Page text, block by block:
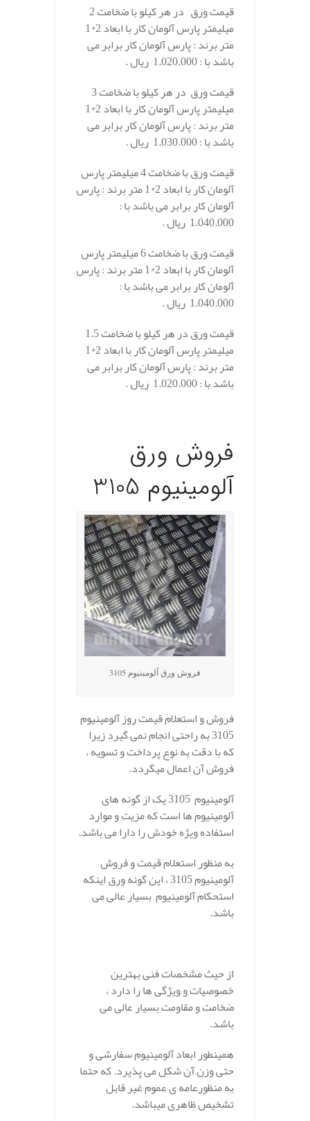
قیمت ورق در هر کیلو با ضخامت 2
میلیمتر پارس آلومان کار با ابعاد 2*1
متر برند : پارس آلومان کار برابر می
باشد با : 1.020.000 ریال .
قیمت ورق در هر کیلو با ضخامت 3
میلیمتر پارس آلومان کار با ابعاد 2*1
متر برند : پارس آلومان کار برابر می
باشد با : 1.030.000 ریال .
قیمت ورق با ضخامت 4 میلیمتر پارس
آلومان کار با ابعاد 2*1 متر برند : پارس
آلومان کار برابر می باشد با :
1.040.000 ریال .
قیمت ورق با ضخامت 6 میلیمتر پارس
آلومان کار با ابعاد 2*1 متر برند : پارس
آلومان کار برابر می باشد با :
1.040.000 ریال .
قیمت ورق در هر کیلو با ضخامت 1.5
میلیمتر پارس آلومان کار با ابعاد 2*1
متر برند : پارس آلومان کار برابر می
باشد با : 1.020.000 ریال .
فروش ورق
آلومینیوم 3105
فروش ورق آلومینیوم 3105
فروش و استعلام قیمت روز آلومینیوم
3105 به راحتی انجام نمی گیرد زیرا
که با دقت به نوع پرداخت و تسویه ،
فروش آن اعمال میگردد.
آلومینیوم 3105 یک از گونه های
آلومینیوم ها است که مزیت و موارد
استفاده ویژه خودش را دارا می باشد.
به منظور استعلام قیمت و فروش
آلومینیوم 3105 ، این گونه ورق اینکه
استحکام آلومینیوم بسیار عالی می
باشد.
از حیث مشخصات فنی بهترین
خصوصیات و ویژگی ها را دارد ،
ضخامت و مقاومت بسیار عالی می
باشد.
همینطور ابعاد آلومینیوم سفارشی و
حتی وزن آن شکل می پذیرد. که حتما
به منظورعامه ی عموم غیر قابل
تشخیص ظاهری میباشد.